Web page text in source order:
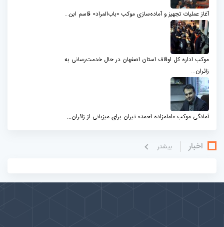
آغاز عملیات تجهیز و آماده‌سازی موکب «باب‌المراد» قاسم ابن...
موکب اداره کل اوقاف استان اصفهان در حال خدمت‌رسانی به
زائران...
آمادگی موکب «امامزاده احمد» تیران برای میزبانی از زائران...
اخبار بيشتر